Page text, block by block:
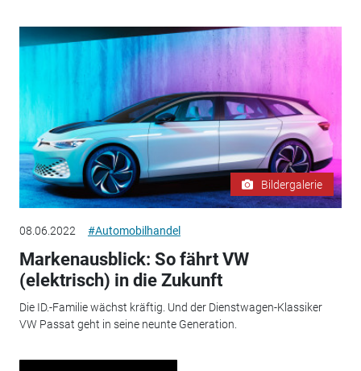
Bildergalerie
08.06.2022 #Automobilhandel
Markenausblick: So fährt VW
(elektrisch) in die Zukunft
Die ID.-Familie wächst kräftig. Und der Dienstwagen-Klassiker
VW Passat geht in seine neunte Generation.